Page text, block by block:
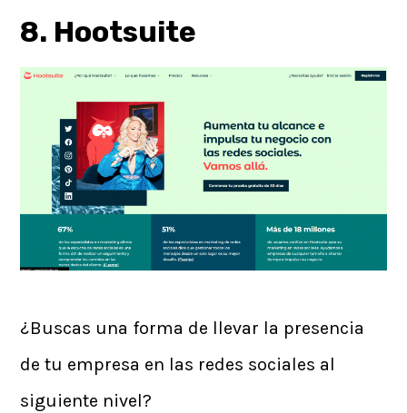
8. Hootsuite
¿Buscas una forma de llevar la presencia
de tu empresa en las redes sociales al
siguiente nivel?